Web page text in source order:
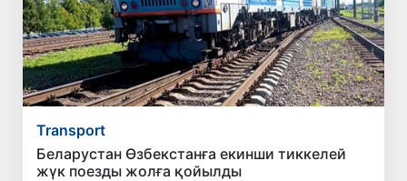
Transport
Беларустан Өзбекстанға екинши тиккелей
жүк поезды жолға қойылды